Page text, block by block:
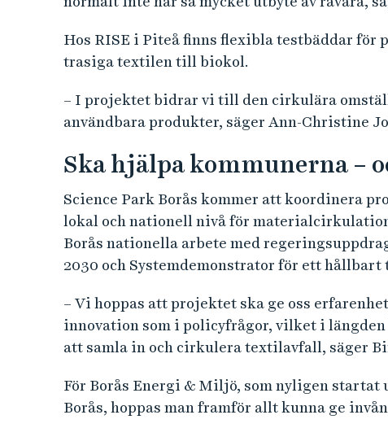
Hos RISE i Piteå finns flexibla testbäddar för
trasiga textilen till biokol.
– I projektet bidrar vi till den cirkulära
användbara produkter, säger Ann-Christine
Ska hjälpa kommunerna –
Science Park Borås kommer att koordinera
lokal och nationell nivå för
Borås nationella arbete med
2030 och Systemdemonstrator för ett hållbart
– Vi hoppas att projektet ska ge oss
innovation som i policyfrågor, vilket i
att samla in och cirkulera textilavfall, säger
För Borås Energi & Miljö, som nyligen
Borås, hoppas man framför allt kunna ge